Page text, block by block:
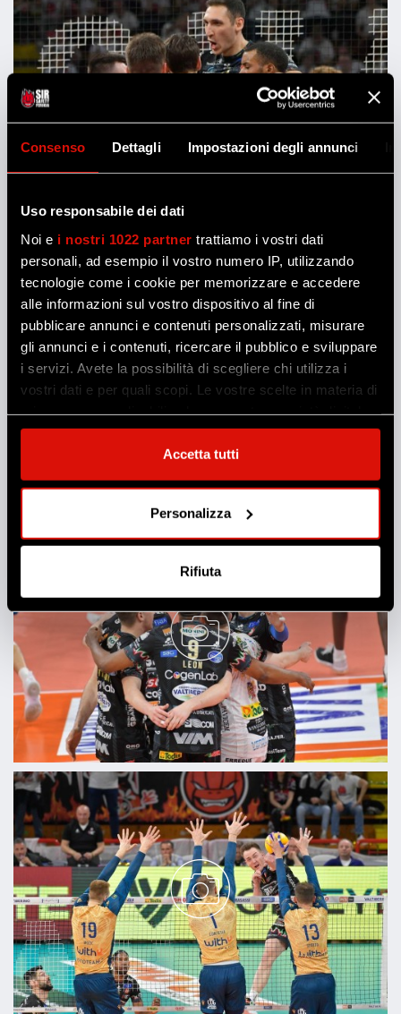
Consenso Dettagli Impostazioni degli annunci
Uso responsabile dei dati
Noi e i nostri 1022 partner trattiamo i vostri dati
personali, ad esempio il vostro numero IP, utilizzando
tecnologie come i cookie per memorizzare e accedere
alle informazioni sul vostro dispositivo al fine di
pubblicare annunci e contenuti personalizzati, misurare
gli annunci e i contenuti, ricercare il pubblico e sviluppare
i servizi. Avete la possibilità di scegliere chi utilizza i
vostri dati e per quali scopi. Le vostre scelte in materia di
privacy sono applicabili solo su questa proprietà digitale
in cui avete effettuato le vostre scelte. È possibile
modificare o revocare il proprio consenso in qualsiasi
momento dalla Dichiarazione sui cookie o facendo clic
Con il tuo consenso, vorremmo anche:
raccogliere informazioni sulla tua posizione
metro,
Identificare il tuo dispositivo, scansionandolo
attivamente alla ricerca di caratteristiche specifiche
(impronte digitali).
Approfondisci come vengono elaborati i tuoi dati personali
e imposta le tue preferenze nellasezione dettagli. Puoi
modificare o ritirare il tuo consenso in qualsiasi momento
dalla Dichiarazione sui cookie.
Utilizziamo i cookie per personalizzare contenuti ed
annunci, per fornire funzionalità dei social media e per
analizzare il nostro traffico. Condividiamo inoltre
informazioni sul modo in cui utilizzi il nostro sito con i
nostri partner che si occupano di analisi dei dati web,
pubblicità e social media, i quali potrebbero combinarle
con altre informazioni che hai fornito loro o che hanno
raccolto dal tuo utilizzo dei loro servizi.
Accetta tutti
Personalizza
Rifiuta